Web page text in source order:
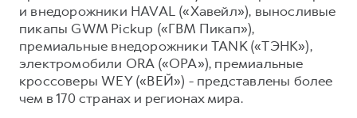
и внедорожники HAVAL («Хавейл»), выносливые
пикапы GWM Pickup («ГВМ Пикап»),
премиальные внедорожники TANK («ТЭНК»),
электромобили ORA («ОРА»), премиальные
кроссоверы WEY («ВЕЙ») - представлены более
чем в 170 странах и регионах мира.